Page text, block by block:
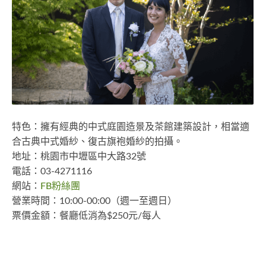
特色：擁有經典的中式庭園造景及茶館建築設計，相當適
合古典中式婚紗、復古旗袍婚紗的拍攝。
地址：桃園市中壢區中大路32號
電話：03-4271116
網站：
FB粉絲團
營業時間：10:00-00:00（週一至週日）
票價金額：餐廳低消為$250元/每人